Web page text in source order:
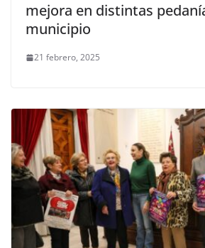
mejora en distintas
municipio
21 febrero, 2025